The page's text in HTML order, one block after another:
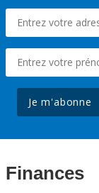
Je m'abonne
Finances